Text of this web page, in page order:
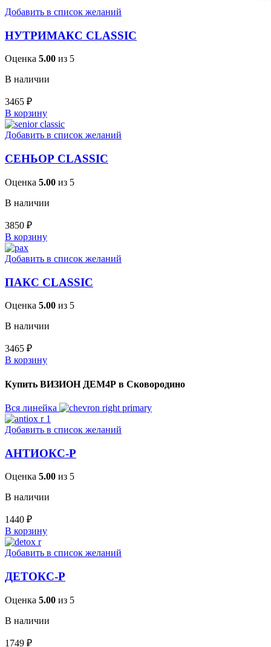
Добавить в список желаний
НУТРИМАКС CLASSIC
Оценка 5.00 из 5
В наличии
3465 ₽
В корзину
Добавить в список желаний
СЕНЬОР CLASSIC
Оценка 5.00 из 5
В наличии
3850 ₽
В корзину
Добавить в список желаний
ПАКС CLASSIC
Оценка 5.00 из 5
В наличии
3465 ₽
В корзину
Купить ВИЗИОН ДЕМ4Р в Сковородино
Вся линейка
Добавить в список желаний
АНТИОКС-Р
Оценка 5.00 из 5
В наличии
1440 ₽
В корзину
Добавить в список желаний
ДЕТОКС-Р
Оценка 5.00 из 5
В наличии
1749 ₽